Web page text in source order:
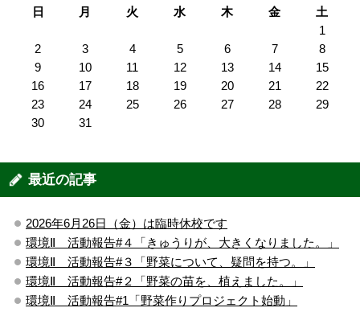
日
月 火 水 木 金
土
1
2
3 4 5 6 7
8
9
10 11 12 13 14
15
16
17 18 19 20 21
22
23
24 25 26 27 28
29
30
31
最近の記事
2026年6月26日（金）は臨時休校です
環境Ⅱ 活動報告#４「きゅうりが、大きくなりました。」
環境Ⅱ 活動報告#３「野菜について、疑問を持つ。」
環境Ⅱ 活動報告#２「野菜の苗を、植えました。」
環境Ⅱ 活動報告#1「野菜作りプロジェクト始動」